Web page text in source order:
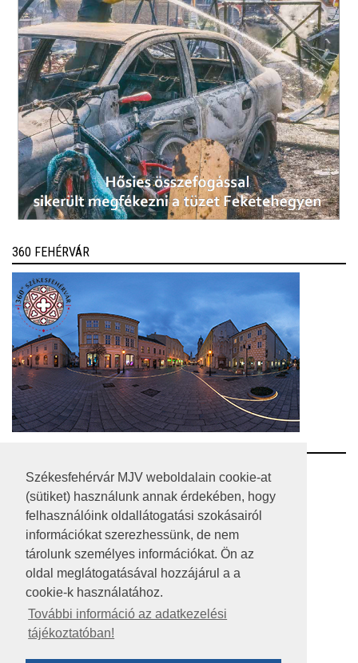
Székesfehérvár MJV weboldalain cookie-at
(sütiket) használunk annak érdekében, hogy
felhasználóink oldallátogatási szokásairól
információkat szerezhessünk, de nem
tárolunk személyes információkat. Ön az
oldal meglátogatásával hozzájárul a a
cookie-k használatához.
További információ az adatkezelési
tájékoztatóban!
360 FEHÉRVÁR
RSS
A HONLAP 2017.03.31-I ÁLLAPOTA
JOGI NYILATKOZAT
IMPRESSZUM
KÖZÉRDEKŰ ADATOK